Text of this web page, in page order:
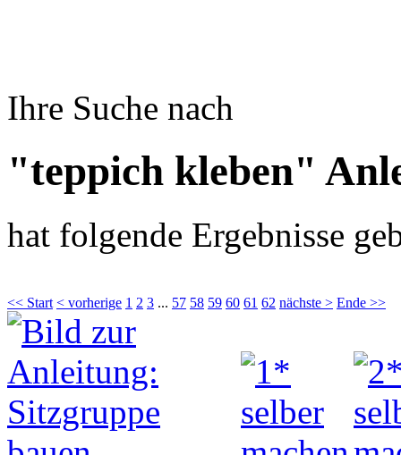
Ihre Suche nach
"teppich kleben"
hat folgende Ergebnisse
<< Start < vorherige 1 2 3 ... 57 58 59 60 61 62 nächste > Ende >>